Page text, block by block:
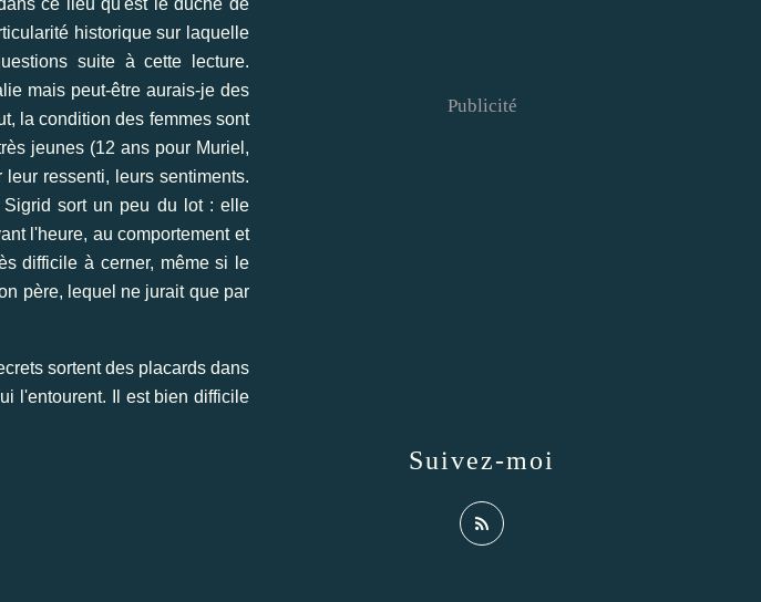
historique sur laquelle
suite à cette lecture.
mais peut-être aurais-je des
la condition des femmes sont
jeunes (12 ans pour Muriel,
ressenti, leurs sentiments.
Sigrid sort un peu du lot : elle
l'heure, au comportement et
difficile à cerner, même si le
père, lequel ne jurait que par
sortent des placards dans
l'entourent. Il est bien difficile
Suivez-moi
Publicité